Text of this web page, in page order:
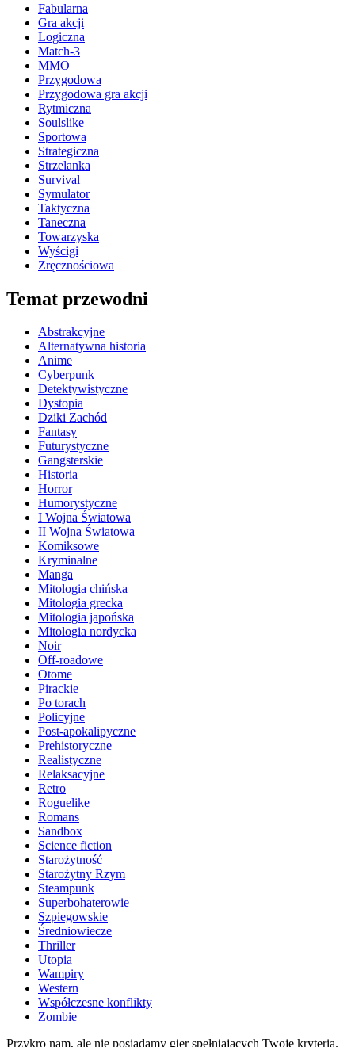
Fabularna
Gra akcji
Logiczna
Match-3
MMO
Przygodowa
Przygodowa gra akcji
Rytmiczna
Soulslike
Sportowa
Strategiczna
Strzelanka
Survival
Symulator
Taktyczna
Taneczna
Towarzyska
Wyścigi
Zręcznościowa
Temat przewodni
Abstrakcyjne
Alternatywna historia
Anime
Cyberpunk
Detektywistyczne
Dystopia
Dziki Zachód
Fantasy
Futurystyczne
Gangsterskie
Historia
Horror
Humorystyczne
I Wojna Światowa
II Wojna Światowa
Komiksowe
Kryminalne
Manga
Mitologia chińska
Mitologia grecka
Mitologia japońska
Mitologia nordycka
Noir
Off-roadowe
Otome
Pirackie
Po torach
Policyjne
Post-apokalipyczne
Prehistoryczne
Realistyczne
Relaksacyjne
Retro
Roguelike
Romans
Sandbox
Science fiction
Starożytność
Starożytny Rzym
Steampunk
Superbohaterowie
Szpiegowskie
Średniowiecze
Thriller
Utopia
Wampiry
Western
Współczesne konflikty
Zombie
Przykro nam, ale nie posiadamy gier spełniających Twoje kryteria.